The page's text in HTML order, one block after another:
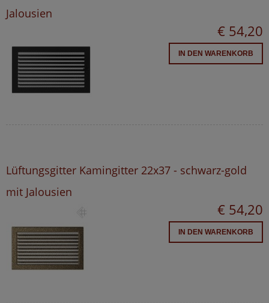
Jalousien
€ 54,20
IN DEN WARENKORB
Lüftungsgitter Kamingitter 22x37 - schwarz-gold
mit Jalousien
€ 54,20
IN DEN WARENKORB